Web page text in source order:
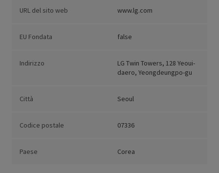
URL del sito web www.lg.com
EU Fondata false
Indirizzo
LG Twin Towers, 128 Yeoui-
daero, Yeongdeungpo-gu
Città Seoul
Codice postale 07336
Paese Corea